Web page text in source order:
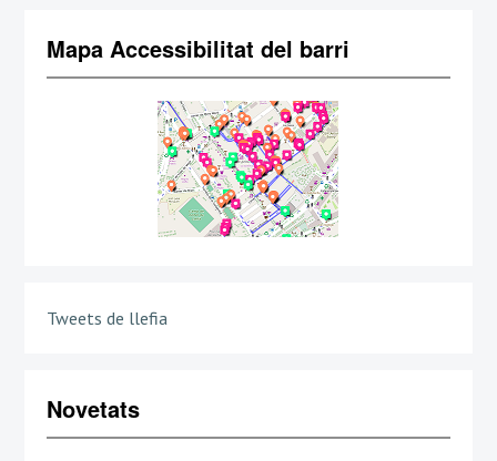
Mapa Accessibilitat del barri
Tweets de llefia
Novetats